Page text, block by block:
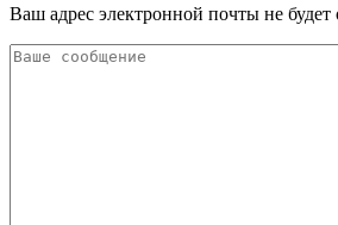
Ваш адрес электронной почты не будет